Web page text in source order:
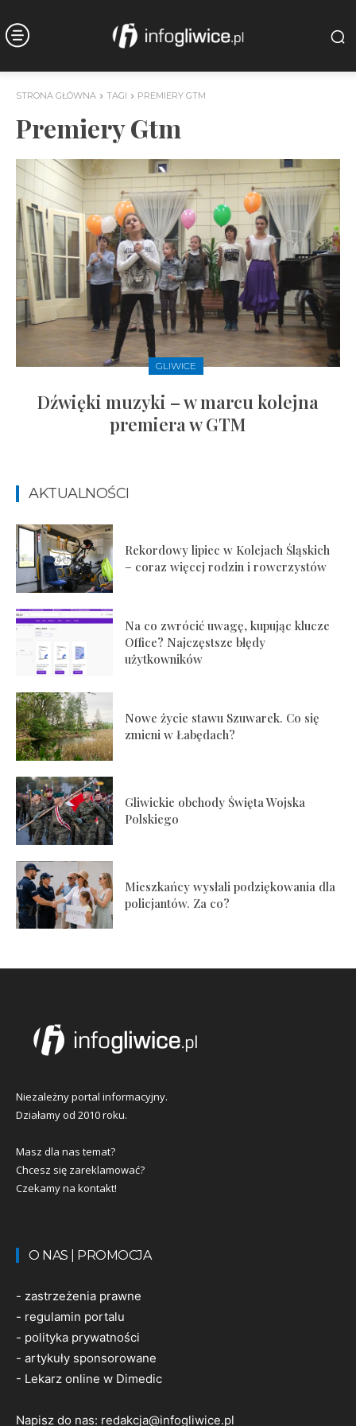
STRONA GŁÓWNA TAGI PREMIERY GTM
Premiery Gtm
GLIWICE
Dźwięki muzyki – w marcu kolejna
premiera w GTM
AKTUALNOŚCI
Rekordowy lipiec w Kolejach Śląskich
– coraz więcej rodzin i rowerzystów
Na co zwrócić uwagę, kupując klucze
Office? Najczęstsze błędy
użytkowników
Nowe życie stawu Szuwarek. Co się
zmieni w Łabędach?
Gliwickie obchody Święta Wojska
Polskiego
Mieszkańcy wysłali podziękowania dla
policjantów. Za co?
Niezależny portal informacyjny.
Działamy od 2010 roku.
Masz dla nas temat?
Chcesz się zareklamować?
Czekamy na kontakt!
O NAS | PROMOCJA
- zastrzeżenia prawne
- regulamin portalu
- polityka prywatności
- artykuły sponsorowane
- Lekarz online w Dimedic
Napisz do nas: redakcja@infogliwice.pl